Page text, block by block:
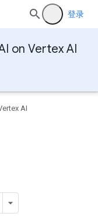
登录
on Vertex AI
AI